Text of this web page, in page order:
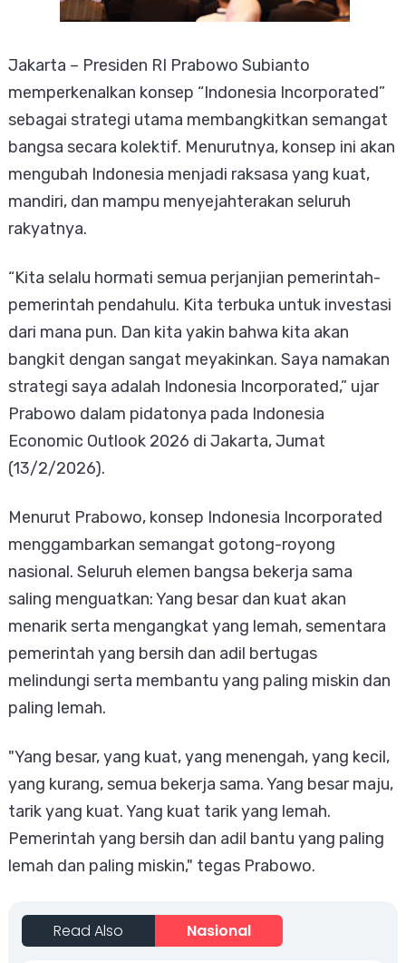
Jakarta – Presiden RI Prabowo Subianto
memperkenalkan konsep “Indonesia Incorporated”
sebagai strategi utama membangkitkan semangat
bangsa secara kolektif. Menurutnya, konsep ini akan
mengubah Indonesia menjadi raksasa yang kuat,
mandiri, dan mampu menyejahterakan seluruh
rakyatnya.
“Kita selalu hormati semua perjanjian pemerintah-
pemerintah pendahulu. Kita terbuka untuk investasi
dari mana pun. Dan kita yakin bahwa kita akan
bangkit dengan sangat meyakinkan. Saya namakan
strategi saya adalah Indonesia Incorporated,” ujar
Prabowo dalam pidatonya pada Indonesia
Economic Outlook 2026 di Jakarta, Jumat
(13/2/2026).
Menurut Prabowo, konsep Indonesia Incorporated
menggambarkan semangat gotong-royong
nasional. Seluruh elemen bangsa bekerja sama
saling menguatkan: Yang besar dan kuat akan
menarik serta mengangkat yang lemah, sementara
pemerintah yang bersih dan adil bertugas
melindungi serta membantu yang paling miskin dan
paling lemah.
"Yang besar, yang kuat, yang menengah, yang kecil,
yang kurang, semua bekerja sama. Yang besar maju,
tarik yang kuat. Yang kuat tarik yang lemah.
Pemerintah yang bersih dan adil bantu yang paling
lemah dan paling miskin," tegas Prabowo.
Read Also Nasional